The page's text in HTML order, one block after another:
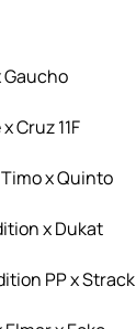
Gaucho
Cruz 11F
Timo x Quinto
x Dukat
PP x Strack